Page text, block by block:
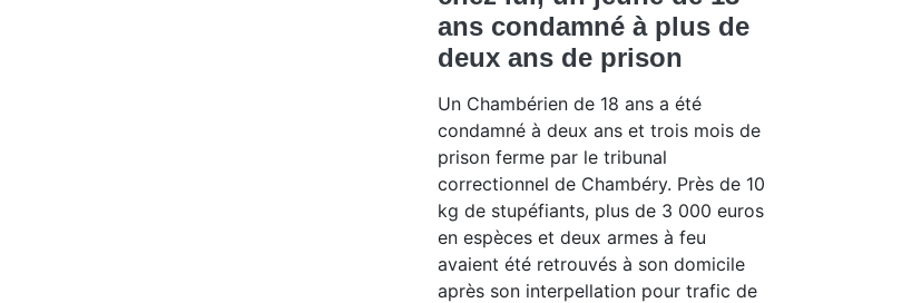
ans condamné à plus de
deux ans de prison
Un Chambérien de 18 ans a été
condamné à deux ans et trois mois de
prison ferme par le tribunal
correctionnel de Chambéry. Près de 10
kg de stupéfiants, plus de 3 000 euros
en espèces et deux armes à feu
avaient été retrouvés à son domicile
après son interpellation pour trafic de